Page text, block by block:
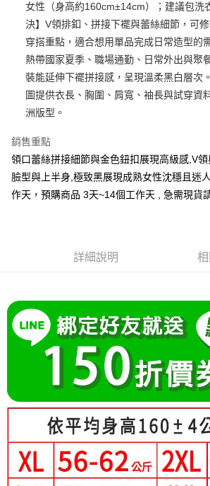
悠遊付
Google Pay
全支付
全盈+PAY
相關說明
【大哥付你分期使用說明】
1.本服務由台灣大哥大提供，台灣大哥大用戶可立
2.付款方式選擇「大哥付你分期」，訂單成立後會
流程，驗證手機門號後，選擇欲分期的期數、繳款
法說明評估內容。
2.透過簡訊連結打開帳單後，可選擇「超商條碼／
帳／街口支付／iPASS MONEY」等通路繳費。
【注意事項】
1.本服務係由「台灣大哥大股份有限公司」（以下
用戶於交易時，得透過本服務購買商品或服務，並
買賣價金債權讓與本公司後，依約使用本公司帳單
2.基於同意付款使用「大哥付你分期」之契約關係
由本公司與您本人進行分期帳單所需資料之確認、
3.完整用戶服務條款，請詳閱以下連結：
https://
【關於「AFTEE先享後付」】
２．便利：只要手機號碼，簡訊認證，即可結帳。
３．安心：先確認商品／服務後，再付款。
１．於結帳方式選擇「AFTEE先享後付」後，將跳
結帳頁面，進行簡訊認證並確認金額後，即可完成結
２．訂單成立數日內，您將收到繳費通知簡訊。
３．收到繳費通知簡訊後14天內，點擊此簡訊中的
ATM／網路銀行／等多元方式進行付款，方視為交
※ 請注意：結帳手續完成當下不需立刻繳費，但若
購買商品的店家。未經商家同意取消之訂單仍視為
※ 交易是否成功請以「AFTEE先享後付 」之結帳
是否繳費成功／繳費後需取消欲退款等相關疑問，
客戶支援中心」https://
【注意事項】
１．透過由恩沛科技股份有限公司提供之「AFTEE
易，需依本服務之必要範圍內提供個人資料，並將
會員帳號後，即可在購物車使用 Hami Point 折抵消
全家付款取貨
每筆NT$80，滿NT$699(含以上)免運費
付款後全家取貨
每筆NT$80，滿NT$699(含以上)免運費
萊爾富取貨付款
每筆NT$80，滿NT$699(含以上)免運費
付款後萊爾富取貨
每筆NT$80，滿NT$699(含以上)免運費
女性（身高約160cm±14cm）；建議包洗
決】V領排釦、拼接下襬與蕾絲細節，可
穿搭重點，適合想用單品完成日常造型的
熱帶國家夏季、職場通勤、日常外出與聚
裝能延伸下襬拼接感，呈現溫柔黑白層次
圖提供衣長、胸圍、肩寬、袖長與試穿資
洲版型。
銷售重點
領口蕾絲拼接細節與金色鈕扣展現高級感,V
臉型與上半身,極致黑展現成熟女性沈穩且迷
作天，預購商品 3天~14個工作天 , 急需現貨
詳細說明